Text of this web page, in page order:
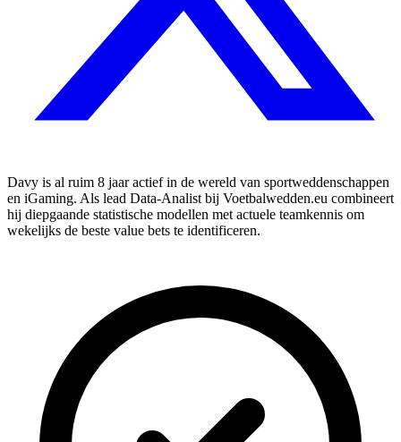
Davy is al ruim 8 jaar actief in de wereld van sportweddenschappen
en iGaming. Als lead Data-Analist bij Voetbalwedden.eu combineert
hij diepgaande statistische modellen met actuele teamkennis om
wekelijks de beste value bets te identificeren.